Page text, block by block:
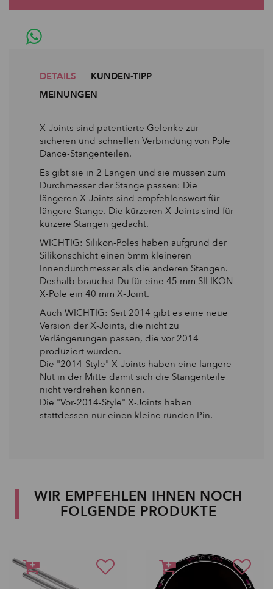
DETAILS
KUNDEN-TIPP
MEINUNGEN
X-Joints sind patentierte Gelenke zur
sicheren und schnellen Verbindung von Pole
Dance-Stangenteilen.
Es gibt sie in 2 Längen und sie müssen zum
Durchmesser der Stange passen: Die
längeren X-Joints sind empfehlenswert für
längere Stange. Die kürzeren X-Joints sind für
kürzere Stangen gedacht.
WICHTIG: Silikon-Poles haben aufgrund der
Silikonschicht einen 5mm kleineren
Innendurchmesser als die anderen Stangen.
Deshalb brauchst Du für eine 45 mm SILIKON
X-Pole ein 40 mm X-Joint.
Auch WICHTIG: Seit 2014 gibt es eine neue
Version der X-Joints, die nicht zu
Verlängerungen passen, die vor 2014
produziert wurden.
Die "2014-Style" X-Joints haben eine langere
Nut in der Mitte damit sich die Stangenteile
nicht verdrehen können.
Die "Vor-2014-Style" X-Joints haben
stattdessen nur einen kleine runden Pin.
WIR EMPFEHLEN IHNEN NOCH
FOLGENDE PRODUKTE